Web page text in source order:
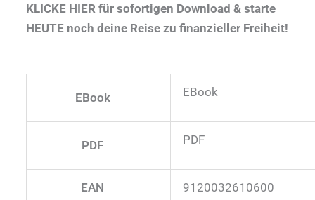
KLICKE HIER für sofortigen Download & starte
HEUTE noch deine Reise zu finanzieller Freiheit!
EBook EBook
PDF PDF
EAN 9120032610600